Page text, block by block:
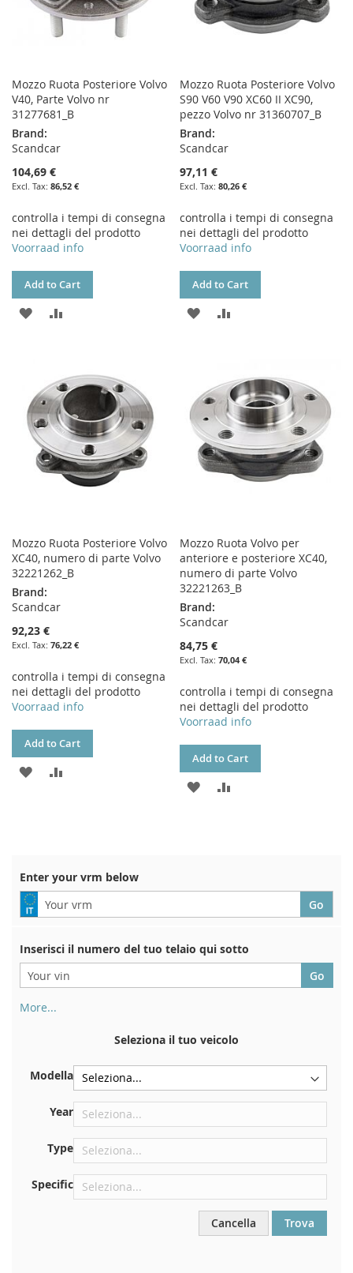
Mozzo Ruota Posteriore Volvo
V40, Parte Volvo nr
31277681_B
Brand:
Scandcar
104,69 €
86,52 €
controlla i tempi di consegna
nei dettagli del prodotto
Voorraad info
Add to Cart
ADD
LIST
Mozzo Ruota Posteriore Volvo
S90 V60 V90 XC60 II XC90,
pezzo Volvo nr 31360707_B
Brand:
Scandcar
97,11 €
80,26 €
controlla i tempi di consegna
nei dettagli del prodotto
Voorraad info
Add to Cart
ADD
LIST
Mozzo Ruota Posteriore Volvo
XC40, numero di parte Volvo
32221262_B
Brand:
Scandcar
92,23 €
76,22 €
controlla i tempi di consegna
nei dettagli del prodotto
Voorraad info
Add to Cart
ADD
Mozzo Ruota Volvo per
anteriore e posteriore XC40,
numero di parte Volvo
32221263_B
Brand:
Scandcar
84,75 €
70,04 €
controlla i tempi di consegna
nei dettagli del prodotto
Voorraad info
Add to Cart
ADD
Enter your vrm below
Inserisci il numero del tuo telaio qui sotto
More...
immatricolazione. E anche in macchina
Sulla piastra inferiore del sedile anteriore destro
Centrare contro la paratia sotto il cofano
Proprio nel vano motore
Nel montante della portiera posteriore destra
Seleziona il tuo veicolo
Modella
Year
Type
Specific
Cancella Trova